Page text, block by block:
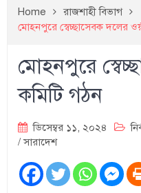
Home
রাজশাহী বিভাগ
মোহনপুরে স্বেচ্ছাসেবক দলের
মোহনপুরে
কমিটি গঠন
ডিসেম্বর ১১, ২০২৪
/সারাদেশ